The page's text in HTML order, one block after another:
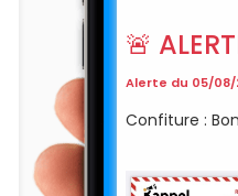
🚨
Alerte du 05/08/
Confiture :